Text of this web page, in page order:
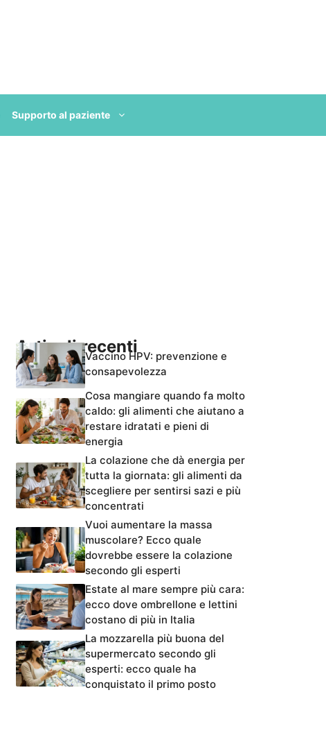
Supporto al paziente
Articoli recentiVaccino HPV: prevenzione e
consapevolezza
Cosa mangiare quando fa molto
caldo: gli alimenti che aiutano a
restare idratati e pieni di
energia
La colazione che dà energia per
tutta la giornata: gli alimenti da
scegliere per sentirsi sazi e più
concentrati
Vuoi aumentare la massa
muscolare? Ecco quale
dovrebbe essere la colazione
secondo gli esperti
Estate al mare sempre più cara:
ecco dove ombrellone e lettini
costano di più in Italia
La mozzarella più buona del
supermercato secondo gli
esperti: ecco quale ha
conquistato il primo posto